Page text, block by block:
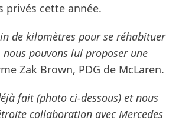
privés cette année.
de kilomètres pour se réhabituer
pouvons lui proposer une
Zak Brown, PDG de McLaren.
fait (photo ci-dessous) et nous
collaboration avec Mercedes